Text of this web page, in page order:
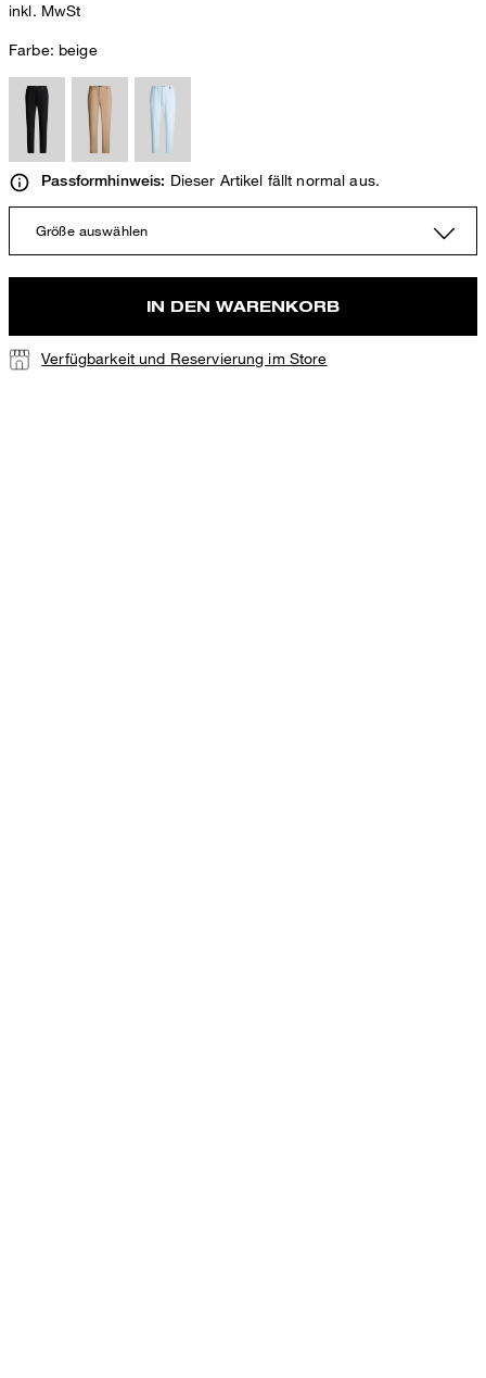
inkl. MwSt
Farbe: beige
Passformhinweis: Dieser Artikel fällt normal aus.
Größe auswählen
IN DEN WARENKORB
Verfügbarkeit und Reservierung im Store